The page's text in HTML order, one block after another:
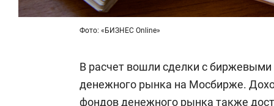
Фото: «БИЗНЕС Online»
В расчет вошли сделки с
денежного рынка на Мосбирже.
фондов денежного рынка также